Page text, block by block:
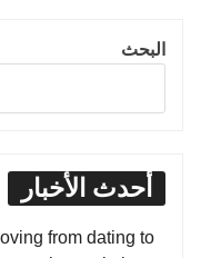
البحث
أحدث الأخبار
from dating to